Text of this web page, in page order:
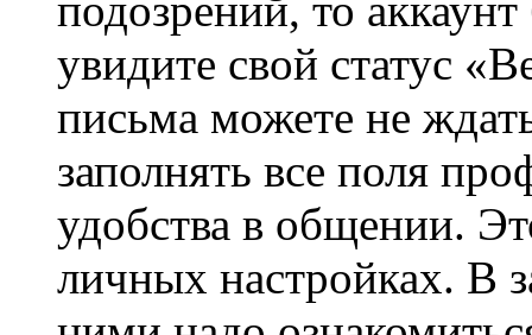
увидите свой статус
письма можете не
заполнять все поля
удобства в общении.
личных настройках. В